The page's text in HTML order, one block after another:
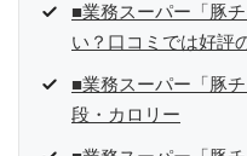
■業務スーパー「豚
い？口コミでは好評
■業務スーパー「豚
段・カロリー